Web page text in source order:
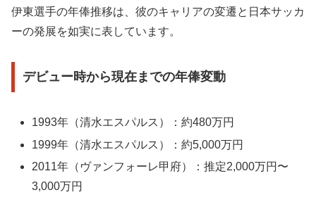
伊東選手の年俸推移は、彼のキャリアの変遷と日本サッカ
ーの発展を如実に表しています。
デビュー時から現在までの年俸変動
1993年（清水エスパルス）：約480万円
1999年（清水エスパルス）：約5,000万円
2011年（ヴァンフォーレ甲府）：推定2,000万円〜
3,000万円